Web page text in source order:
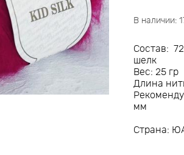
В наличии:
Состав:
шелк
Вес: 25 гр
Длина
мм
Страна: